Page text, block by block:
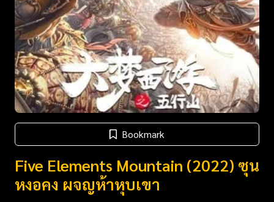
Bookmark
Five Elements Mountain (2022) ซุน
หงอคง ผจญห้าหุบเขา